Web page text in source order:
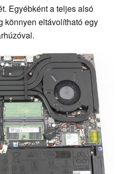
Egyébként a teljes alsó
könnyen eltávolítható egy